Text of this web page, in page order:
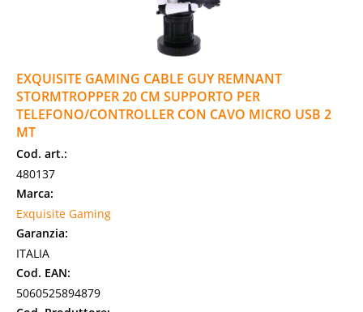
EXQUISITE GAMING CABLE GUY REMNANT
STORMTROPPER 20 CM SUPPORTO PER
TELEFONO/CONTROLLER CON CAVO MICRO USB 2
MT
Cod. art.:
480137
Marca:
Exquisite Gaming
Garanzia:
ITALIA
Cod. EAN:
5060525894879